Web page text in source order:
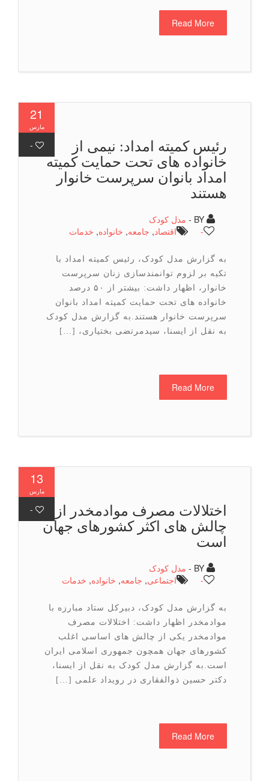
Read More
رئیس كمیته امداد: نیمی از
خانواده های تحت حمایت کمیته
امداد بانوان سرپرست خانوار
هستند
مدل کودک
اقتصاد,جامعه,خانواده, خدمات
به گزارش مدل کودک، رئیس کمیته امداد با
تکیه بر لزوم توانمندسازی زنان سرپرست
خانوار، اظهار داشت: بیشتر از ۵۰ درصد
خانواده های تحت حمایت کمیته امداد بانوان
سرپرست خانوار هستند.به گزارش مدل کودک
به نقل از ایسنا، سیدمرتضی بختیاری، […]
Read More
-
اختلالات مصرف موادمخدر از
چالش های اکثر کشورهای جهان
مدل کودک
اجتماعی,جامعه ,خانواده, خدمات
به گزارش مدل کودک، دبیرکل ستاد مبارزه با
موادمخدر اظهار داشت: اختلالات مصرف
موادمخدر یکی از چالش های اساسی اغلب
کشورهای جهان همچون جمهوری اسلامی ایران
است.به گزارش مدل کودک به نقل از ایسنا،
دکتر حسین ذوالفقاری در رویداد علمی […]
Read More